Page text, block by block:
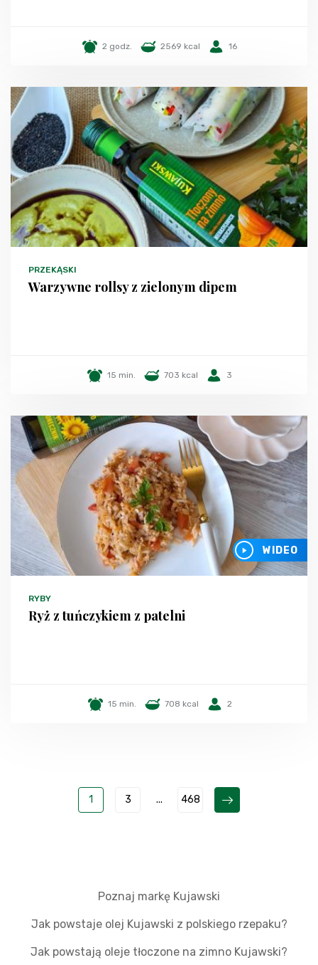
2 godz. 2569 kcal 16
PRZEKĄSKI
Warzywne rollsy z zielonym dipem
15 min. 703 kcal 3
WIDEO
RYBY
Ryż z tuńczykiem z patelni
15 min. 708 kcal 2
1 3 ... 468
Poznaj markę Kujawski
Jak powstaje olej Kujawski z polskiego rzepaku?
Jak powstają oleje tłoczone na zimno Kujawski?